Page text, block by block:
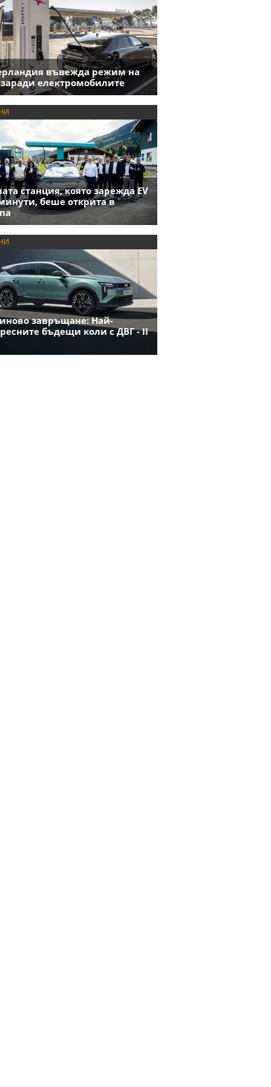
въвежда режим на
заради електромобилите
станция, която зарежда EV
беше открита в
завръщане: Най-
бъдещи коли с ДВГ - II